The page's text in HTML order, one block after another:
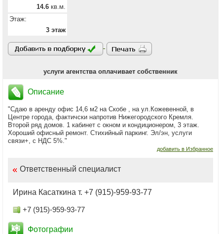
14.6 кв.м.
Этаж:
3 этаж
услуги агентства оплачивает собственник
Описание
"Сдаю в аренду офис 14,6 м2 на Скобе , на ул.Кожевенной, в
Центре города, фактичски напротив Нижегородского Кремля.
Второй ряд домов. 1 кабинет с окном и кондиционером, 3 этаж.
Хороший офисный ремонт. Стихийный паркинг. Эл/эн, услуги
связи+, с НДС 5%."
добавить в Избранное
Ответственный специалист
Ирина Касаткина т. +7 (915)-959-93-77
+7 (915)-959-93-77
Фотографии